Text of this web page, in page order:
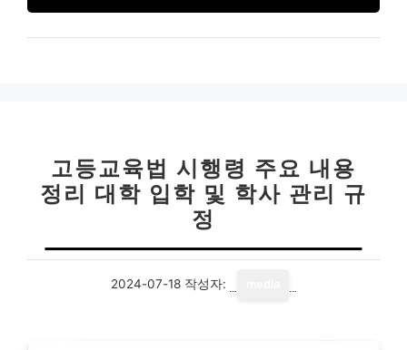
고등교육법 시행령 주요 내용
정리 대학 입학 및 학사 관리 규
정
2024-07-18 작성자: